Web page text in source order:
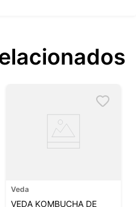
Veda
VEDA KOMBUCHA DE